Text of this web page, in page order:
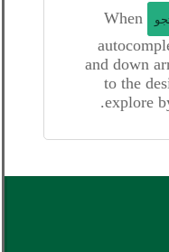
When
and down
to the
explore